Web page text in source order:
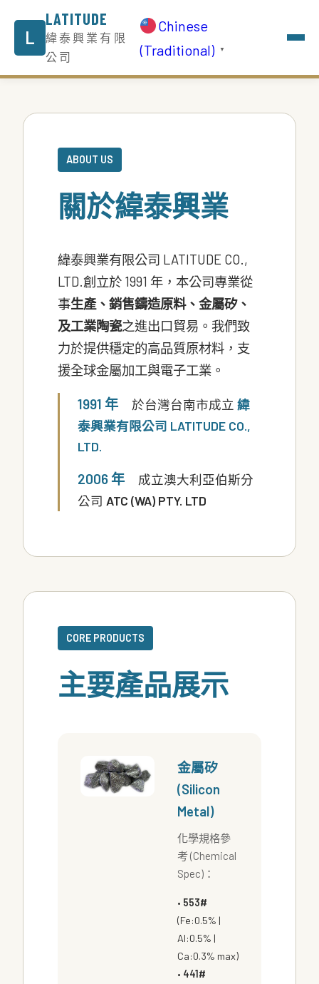
L
LATITUDE
緯泰興業有限
公司
Chinese
(Traditional)
▼
ABOUT US
關於緯泰興業
緯泰興業有限公司 LATITUDE CO.,
LTD.創立於 1991 年，本公司專業從
事生產、銷售鑄造原料、金屬矽、
及工業陶瓷之進出口貿易。我們致
力於提供穩定的高品質原材料，支
援全球金屬加工與電子工業。
1991 年 於台灣台南市成立 緯
泰興業有限公司 LATITUDE CO.,
LTD.
2006 年
成立澳大利亞伯斯分
公司 ATC (WA) PTY. LTD
CORE PRODUCTS
主要產品展示
金屬矽
(Silicon
Metal)
化學規格參
考 (Chemical
Spec)：
• 553#
(Fe:0.5% |
Al:0.5% |
Ca:0.3% max)
• 441#